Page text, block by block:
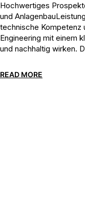
Hochwertiges
und
technische Kompetenz
Engineering mit einem
und nachhaltig wirken.
READ MORE